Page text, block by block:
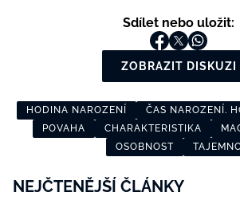
Sdílet nebo uložit:
ZOBRAZIT DISKUZI
HODINA NAROZENÍ
ČAS NAROZENÍ.
POVAHA
CHARAKTERISTIKA
OSOBNOST
NEJČTENĚJŠÍ ČLÁNKY